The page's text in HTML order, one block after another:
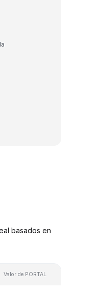
basados en
Valor de PORTAL